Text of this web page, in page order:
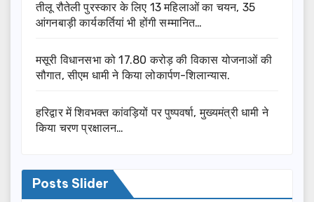
तीलू रौतेली पुरस्कार के लिए 13 महिलाओं का चयन, 35
आंगनबाड़ी कार्यकर्तियां भी होंगी सम्मानित…
मसूरी विधानसभा को 17.80 करोड़ की विकास योजनाओं की
सौगात, सीएम धामी ने किया लोकार्पण-शिलान्यास.
हरिद्वार में शिवभक्त कांवड़ियों पर पुष्पवर्षा, मुख्यमंत्री धामी ने
किया चरण प्रक्षालन…
Posts Slider